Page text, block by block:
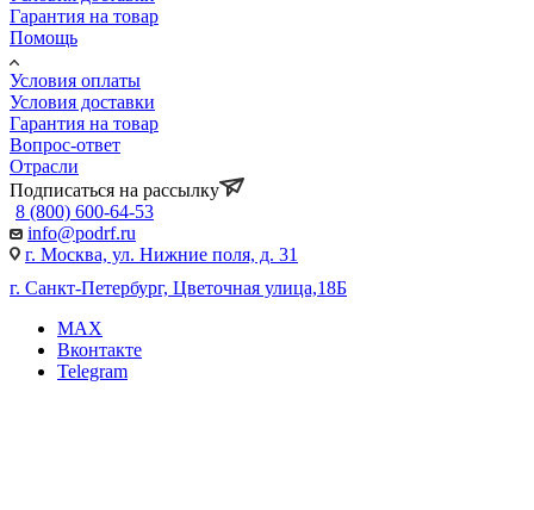
Гарантия на товар
Помощь
Условия оплаты
Условия доставки
Гарантия на товар
Вопрос-ответ
Отрасли
Подписаться на рассылку
8 (800) 600-64-53
info@podrf.ru
г. Москва, ул. Нижние поля, д. 31
г. Санкт-Петербург, Цветочная улица,18Б
MAX
Вконтакте
Telegram